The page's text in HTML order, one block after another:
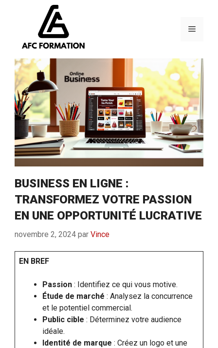
Menu
BUSINESS EN LIGNE :
TRANSFORMEZ VOTRE PASSION
EN UNE OPPORTUNITÉ LUCRATIVE
novembre 2, 2024 par Vince
EN BREF
Passion : Identifiez ce qui vous motive.
Étude de marché : Analysez la concurrence
et le potentiel commercial.
Public cible : Déterminez votre audience
idéale.
Identité de marque : Créez un logo et une